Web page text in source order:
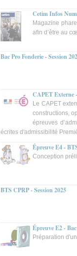
Cetim Infos
Magazine
afin d’être au
Bac Pro Fonderie - Session
CAPET Externe
Le CAPET
constructions,
épreuves
écrites d'admissibilité
Épreuve E4 -
Conception
BTS CPRP - Session 2025
Épreuve E2 -
Préparation